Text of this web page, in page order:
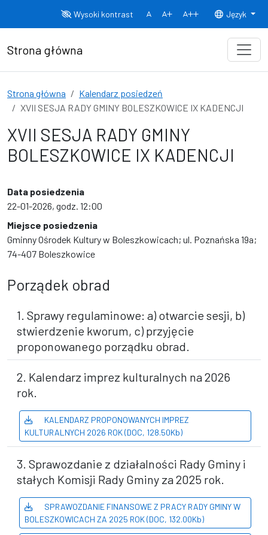
Wysoki kontrast
Normalny rozmiar czcionki
Rozmiar czcionki 150% Rozmiar
Język
Strona główna
Strona główna
Kalendarz posiedzeń
XVII SESJA RADY GMINY BOLESZKOWICE IX KADENCJI
XVII SESJA RADY GMINY
BOLESZKOWICE IX KADENCJI
Data posiedzenia
22-01-2026, godz. 12:00
Miejsce posiedzenia
Gminny Ośrodek Kultury w Boleszkowicach; ul. Poznańska 19a;
74-407 Boleszkowice
Porządek obrad
1. Sprawy regulaminowe: a) otwarcie sesji, b)
stwierdzenie kworum, c) przyjęcie
proponowanego porządku obrad.
2. Kalendarz imprez kulturalnych na 2026
rok.
KALENDARZ PROPONOWANYCH IMPREZ
KULTURALNYCH 2026 ROK (DOC, 128.50Kb)
3. Sprawozdanie z działalności Rady Gminy i
stałych Komisji Rady Gminy za 2025 rok.
SPRAWOZDANIE FINANSOWE Z PRACY RADY GMINY W
BOLESZKOWICACH ZA 2025 ROK (DOC, 132.00Kb)